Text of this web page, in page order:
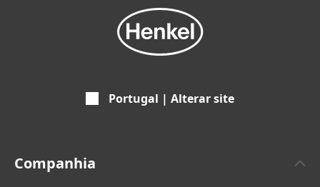
Portugal | Alterar site
Companhia